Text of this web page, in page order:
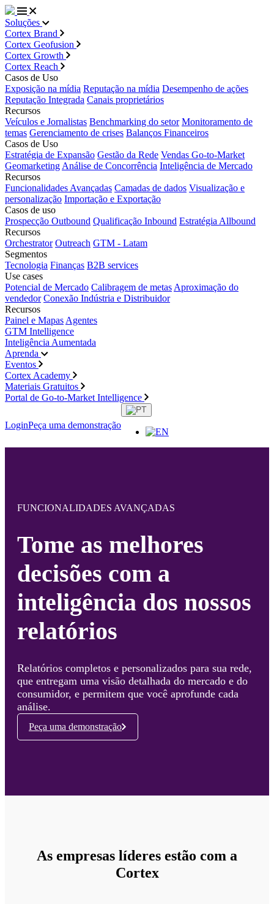
Soluções
Cortex Brand
Cortex Geofusion
Cortex Growth
Cortex Reach
Casos de Uso
Exposição na mídia Reputação na mídia Desempenho de ações
Reputação Integrada Canais proprietários
Recursos
Veículos e Jornalistas Benchmarking do setor Monitoramento de
temas Gerenciamento de crises Balanços Financeiros
Casos de Uso
Estratégia de Expansão Gestão da Rede Vendas Go-to-Market
Geomarketing Análise de Concorrência Inteligência de Mercado
Recursos
Funcionalidades Avançadas Camadas de dados Visualização e
personalização Importação e Exportação
Casos de uso
Prospecção Outbound Qualificação Inbound Estratégia Allbound
Recursos
Orchestrator Outreach GTM - Latam
Segmentos
Tecnologia Finanças B2B services
Use cases
Potencial de Mercado Calibragem de metas Aproximação do
vendedor Conexão Indústria e Distribuidor
Recursos
Painel e Mapas Agentes
GTM Intelligence
Inteligência Aumentada
Aprenda
Eventos
Cortex Academy
Materiais Gratuitos
Portal de Go-to-Market Intelligence
LoginPeça uma demonstração
FUNCIONALIDADES AVANÇADAS
Tome as melhores
decisões com a
inteligência dos nossos
relatórios
Relatórios completos e personalizados para sua rede,
que entregam uma visão detalhada do mercado e do
consumidor, e permitem que você aprofunde cada
análise.
Peça uma demonstração
As empresas líderes estão com a
Cortex